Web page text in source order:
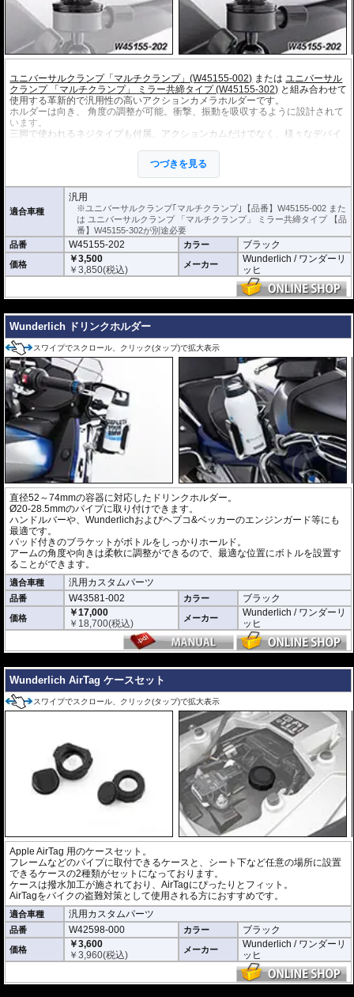
ユニバーサルクランプ「マルチクランプ」(W45155-002) またはユニバーサル
クランプ 「マルチクランプ」 ミラー共締タイプ (W45155-302) と組み合わせて
使用する革新的で汎用性の高いアクションカメラホルダーです。
ホルダーは向き、 角度の調整が可能。衝撃、振動を吸収するように設計されて
います。
三脚で使われるネジタイプも付属。アクションカムだけでなく、様々なデバイ
つづきを見る
適合車種
汎用
※ユニバーサルクランプ｢マルチクランプ｣【品番】W45155-002 また
は ユニバーサルクランプ 「マルチクランプ」 ミラー共締タイプ 【品
番】W45155-302が別途必要
品番
W45155-202 カラー ブラック
価格
￥3,500
￥3,850(税込) メーカー
Wunderlich / ワンダーリ
ッヒ
Wunderlich ドリンクホルダー
スワイプでスクロール、クリック(タップ)で拡大表示
直径52～74mmの容器に対応したドリンクホルダー。
Ø20-28.5mmのパイプに取り付けできます。
ハンドルバーや、Wunderlichおよびヘプコ&ベッカーのエンジンガード等にも
最適です。
パッド付きのブラケットがボトルをしっかりホールド。
アームの角度や向きは柔軟に調整ができるので、最適な位置にボトルを設置す
ることができます。
適合車種 汎用カスタムパーツ
品番 W43581-002 カラー ブラック
価格
￥17,000
￥ 18,700(税込) メーカー
Wunderlich / ワンダーリ
ッヒ
Wunderlich AirTag ケースセット
スワイプでスクロール、クリック(タップ)で拡大表示
Apple AirTag 用のケースセット。
フレームなどのパイプに取付できるケースと、シート下など任意の場所に設置
できるケースの2種類がセットになっております。
ケースは撥水加工が施されており、AirTagにぴったりとフィット。
AirTagをバイクの盗難対策として使用される方におすすめです。
適合車種 汎用カスタムパーツ
品番 W42598-000 カラー ブラック
価格
￥3,600
￥3,960(税込) メーカー
Wunderlich / ワンダーリ
ッヒ